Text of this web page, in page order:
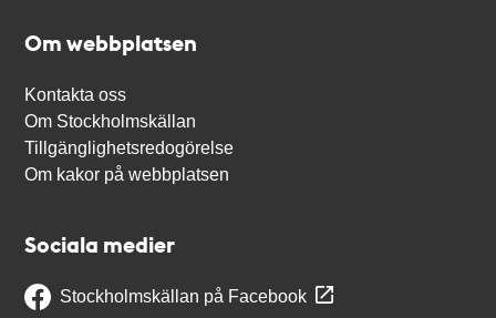
Om webbplatsen
Kontakta oss
Om Stockholmskällan
Tillgänglighetsredogörelse
Om kakor på webbplatsen
Sociala medier
Stockholmskällan på Facebook